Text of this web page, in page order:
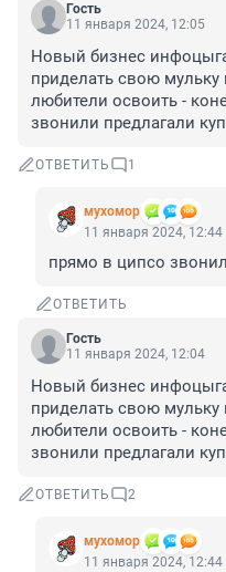
Гость
11 января 2024, 12:05
Новый бизнес
приделать свою мульку
любители освоить -
звонили предлагали
ОТВЕТИТЬ 1
мухомор
11 января 2024, 12:44
прямо в ципсо
ОТВЕТИТЬ
Гость
11 января 2024, 12:04
Новый бизнес
приделать свою мульку
любители освоить -
звонили предлагали
ОТВЕТИТЬ 2
мухомор
11 января 2024, 12:44